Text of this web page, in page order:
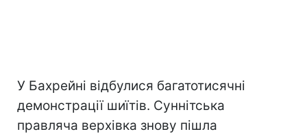
У Бахрейні відбулися багатотисячні
демонстрації шиїтів. Суннітська
правляча верхівка знову пішла